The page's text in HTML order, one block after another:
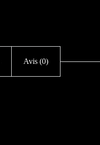
Avis (0)